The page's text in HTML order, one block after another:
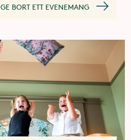
GE BORT ETT EVENEMANG